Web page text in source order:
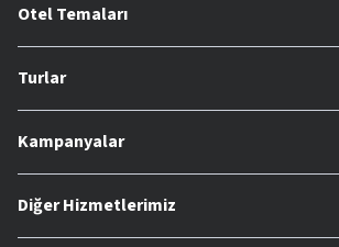
Otel Temaları
Turlar
Kampanyalar
Diğer Hizmetlerimiz